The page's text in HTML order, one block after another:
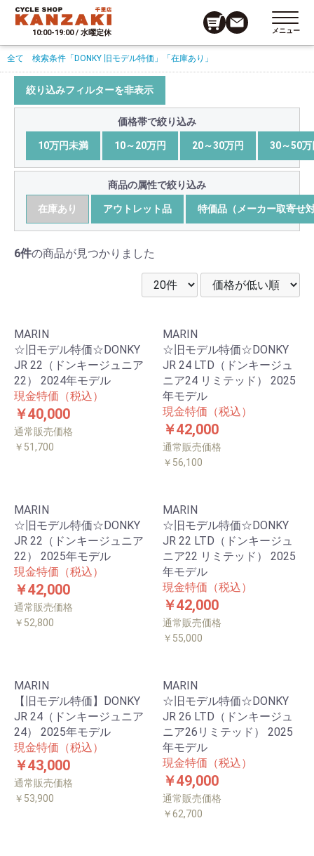
10:00-19:00 / 水曜定休 メニュー
全て 検索条件 「DONKY 旧モデル特価」 「在庫あり」
絞り込みフィルターを非表示
価格帯で絞り込み
10万円未満 10～20万円 20～30万円 30～50万
商品の属性で絞り込み
在庫あり アウトレット品 特価品（メーカー取寄せ
6件の商品が見つかりました
MARIN
☆旧モデル特価☆DONKY
JR 22（ドンキージュニア
22） 2024年モデル
現金特価（税込）
￥40,000
通常販売価格
￥51,700
MARIN
☆旧モデル特価☆DONKY
JR 24 LTD（ドンキージュ
ニア24 リミテッド） 2025
年モデル
現金特価（税込）
￥42,000
通常販売価格
￥56,100
MARIN
☆旧モデル特価☆DONKY
JR 22（ドンキージュニア
22） 2025年モデル
現金特価（税込）
￥42,000
通常販売価格
￥52,800
MARIN
☆旧モデル特価☆DONKY
JR 22 LTD（ドンキージュ
ニア22 リミテッド） 2025
年モデル
現金特価（税込）
￥42,000
通常販売価格
￥55,000
MARIN
【旧モデル特価】DONKY
JR 24（ドンキージュニア
24） 2025年モデル
現金特価（税込）
￥43,000
通常販売価格
￥53,900
MARIN
☆旧モデル特価☆DONKY
JR 26 LTD（ドンキージュ
ニア26リミテッド） 2025
年モデル
現金特価（税込）
￥49,000
通常販売価格
￥62,700